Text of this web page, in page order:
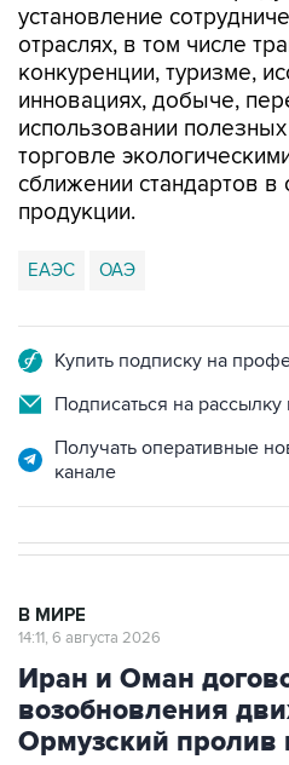
установление
отраслях, в том числе
конкуренции, туризме,
инновациях, добыче,
использовании
торговле
сближении стандартов
продукции.
ЕАЭС ОАЭ
Купить подписку на
Подписаться на рассылку
Получать оперативные
канале
В МИРЕ
14:11, 6 августа 2026
Иран и Оман
возобновления
Ормузский пролив